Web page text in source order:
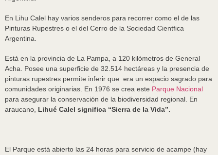
En Lihu Calel hay varios senderos para recorrer como el de las
Pinturas Rupestres o el del Cerro de la Sociedad Cientfica
Argentina.
Está en la provincia de La Pampa, a 120 kilómetros de General
Acha. Posee una superficie de 32.514 hectáreas y la presencia de
pinturas rupestres permite inferir que era un espacio sagrado para
comunidades originarias. En 1976 se crea este Parque Nacional
para asegurar la conservación de la biodiversidad regional. En
araucano, Lihué Calel significa “Sierra de la Vida”.
El Parque está abierto las 24 horas para servicio de acampe (hay